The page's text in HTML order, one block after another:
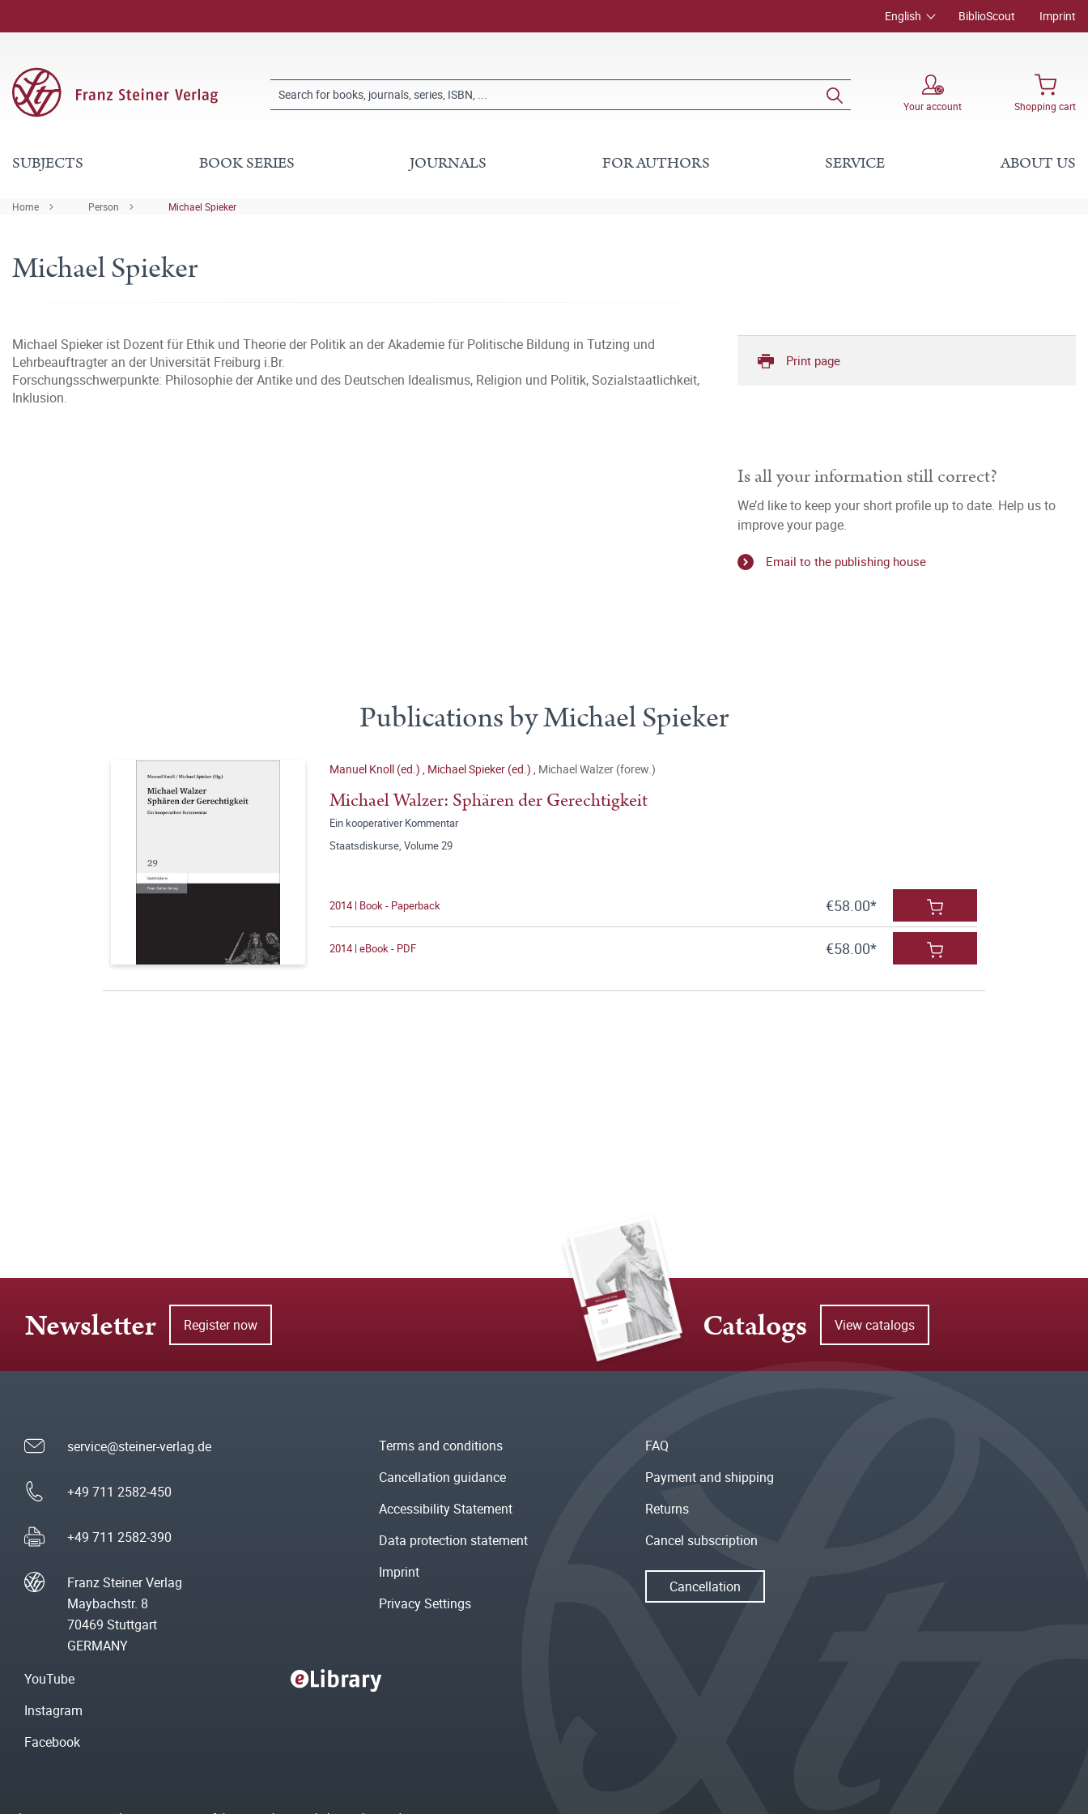
English BiblioScout Imprint
Your account Shopping cart
SUBJECTS BOOK SERIES JOURNALS FOR AUTHORS SERVICE ABOUT US
Home Person Michael Spieker
Michael Spieker
Michael Spieker ist Dozent für Ethik und Theorie der Politik an der Akademie für Politische Bildung in Tutzing und
Lehrbeauftragter an der Universität Freiburg i.Br.
Forschungsschwerpunkte: Philosophie der Antike und des Deutschen Idealismus, Religion und Politik, Sozialstaatlichkeit,
Inklusion.
Print page
Is all your information still correct?
We’d like to keep your short profile up to date. Help us to
improve your page.
Email to the publishing house
Publications by Michael Spieker
Manuel Knoll (ed.) , Michael Spieker (ed.) , Michael Walzer (forew.)
Michael Walzer: Sphären der Gerechtigkeit
Ein kooperativer Kommentar
Staatsdiskurse, Volume 29
2014 | Book - Paperback €58.00*
2014 | eBook - PDF €58.00*
Newsletter Register now Catalogs View catalogs
service@steiner-verlag.de
+49 711 2582-450
+49 711 2582-390
Franz Steiner Verlag
Maybachstr. 8
70469 Stuttgart
GERMANY
Terms and conditions
Cancellation guidance
Accessibility Statement
Data protection statement
Imprint
Privacy Settings
FAQ
Payment and shipping
Returns
Cancel subscription
Cancellation
YouTube
Instagram
Facebook